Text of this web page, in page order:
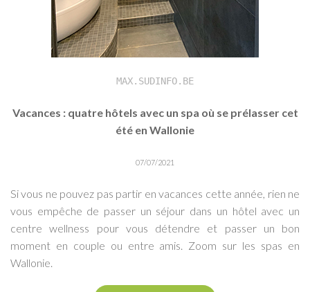
MAX.SUDINFO.BE
Vacances : quatre hôtels avec un spa où se prélasser cet
été en Wallonie
07/07/2021
Si vous ne pouvez pas partir en vacances cette année, rien ne
vous empêche de passer un séjour dans un hôtel avec un
centre wellness pour vous détendre et passer un bon
moment en couple ou entre amis. Zoom sur les spas en
Wallonie.